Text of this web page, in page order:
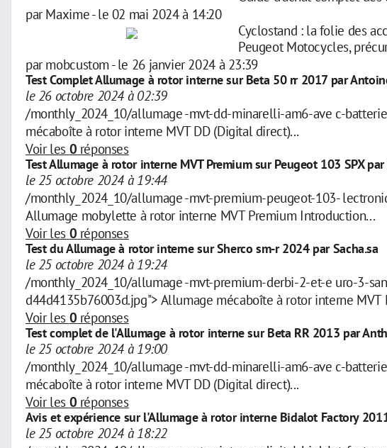
parMaxime-le 02 mai 2024 à 14:20
Cyclostand : la folie des
Peugeot Motocycles,
parmobcustom-le 26 janvier 2024 à 23:39
Test Complet Allumage à rotor interne sur Beta 50 rr 2017 par
le 26 octobre 2024 à 02:39
/monthly_2024_10/allumage -mvt-dd-minarelli-am6-ave c-
mécaboîte à rotor interne MVT DD (Digital direct)...
Voir les 0 réponses
Test Allumage à rotor interne MVT Premium sur Peugeot 103 SPX
le 25 octobre 2024 à 19:44
/monthly_2024_10/allumage -mvt-premium-peugeot-103-
Allumage mobylette à rotor interne MVT Premium Introduction...
Voir les 0 réponses
Test du Allumage à rotor interne sur Sherco sm-r 2024 par Sacha.sa
le 25 octobre 2024 à 19:24
/monthly_2024_10/allumage -mvt-premium-derbi-2-et-e uro-3-
d44d4135b76003d.jpg"> Allumage mécaboîte à rotor interne MVT
Voir les 0 réponses
Test complet de l'Allumage à rotor interne sur Beta RR 2013 par
le 25 octobre 2024 à 19:00
/monthly_2024_10/allumage -mvt-dd-minarelli-am6-ave c-
mécaboîte à rotor interne MVT DD (Digital direct)...
Voir les 0 réponses
Avis et expérience sur l'Allumage à rotor interne Bidalot Factory
le 25 octobre 2024 à 18:22